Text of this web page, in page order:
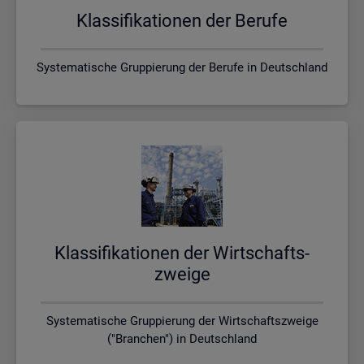
Klas­si­fi­ka­tio­nen der Be­ru­fe
Systematische Gruppierung der Berufe in Deutschland
Klas­si­fi­ka­tio­nen der Wirt­schafts­
zwei­ge
Systematische Gruppierung der Wirtschaftszweige
("Branchen") in Deutschland